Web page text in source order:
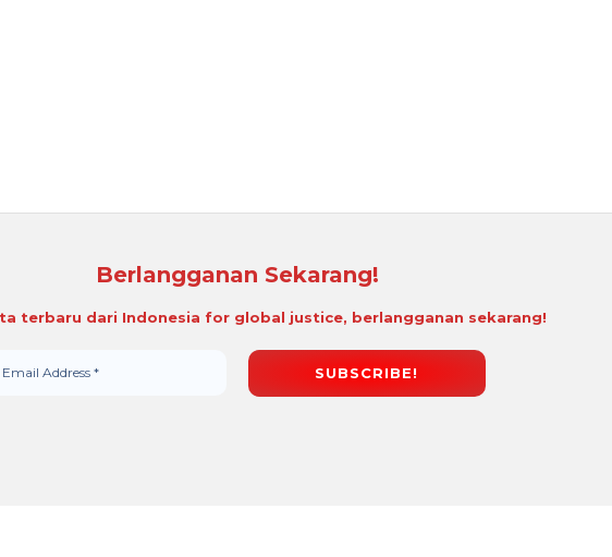
Berlangganan Sekarang!
terbaru dari Indonesia for global justice, berlangganan sekarang!